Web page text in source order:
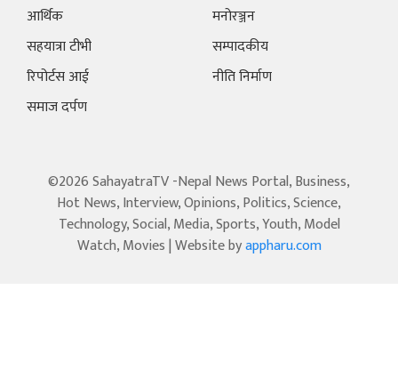
आर्थिक
सहयात्रा टीभी
रिपोर्टस आई
समाज दर्पण
मनोरञ्जन
सम्पादकीय
नीति निर्माण
©2026 SahayatraTV -Nepal News Portal, Business,
Hot News, Interview, Opinions, Politics, Science,
Technology, Social, Media, Sports, Youth, Model
Watch, Movies | Website byappharu.com